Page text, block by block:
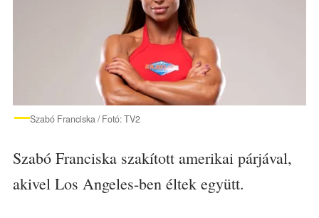
Szabó Franciska / Fotó: TV2
Szabó Franciska szakított amerikai párjával,
akivel Los Angeles-ben éltek együtt.